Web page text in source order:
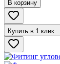
В корзину
Купить в 1 клик